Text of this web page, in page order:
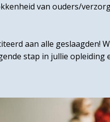
van ouders/
aan alle geslaagden!
stap in jullie opleiding